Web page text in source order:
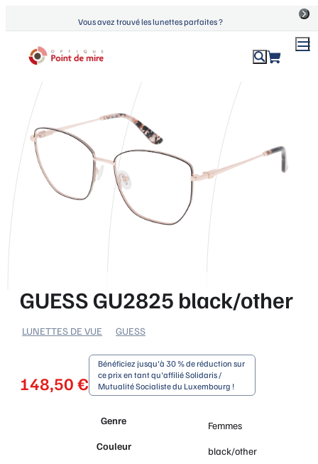
au
Vous avez trouvé les lunettes parfaites ?
Optique Point de Mire
Lunettes de vue et de soleil
ACCUEIL
GUESS GU2825 black/other
LUNETTES DE VUE GUESS
148,50 €
Bénéficiez jusqu'à 30 % de réduction sur
ce prix en tant qu'affilié Solidaris /
Mutualité Socialiste du Luxembourg !
Genre
Femmes
Couleur
black/other